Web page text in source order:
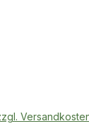
auch unter
im Alu-